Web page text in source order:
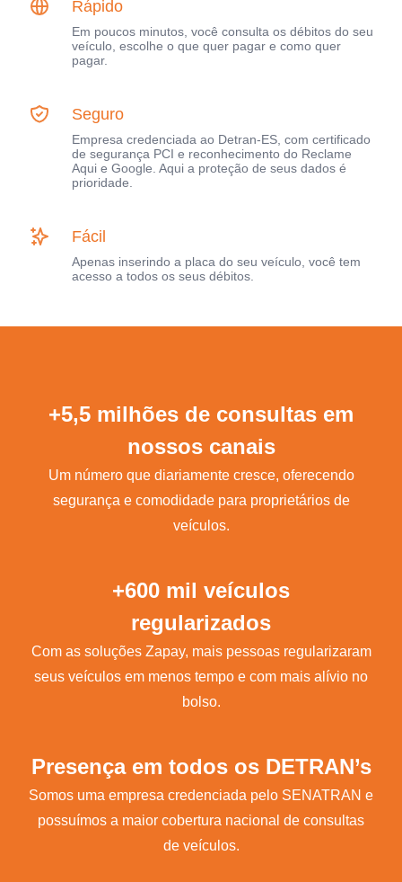
Rápido
Em poucos minutos, você consulta os débitos do seu
veículo, escolhe o que quer pagar e como quer
pagar.
Seguro
Empresa credenciada ao Detran-ES, com certificado
de segurança PCI e reconhecimento do Reclame
Aqui e Google. Aqui a proteção de seus dados é
prioridade.
Fácil
Apenas inserindo a placa do seu veículo, você tem
acesso a todos os seus débitos.
+5,5 milhões de consultas em
nossos canais
Um número que diariamente cresce, oferecendo
segurança e comodidade para proprietários de
veículos.
+600 mil veículos
regularizados
Com as soluções Zapay, mais pessoas regularizaram
seus veículos em menos tempo e com mais alívio no
bolso.
Presença em todos os DETRAN’s
Somos uma empresa credenciada pelo SENATRAN e
possuímos a maior cobertura nacional de consultas
de veículos.